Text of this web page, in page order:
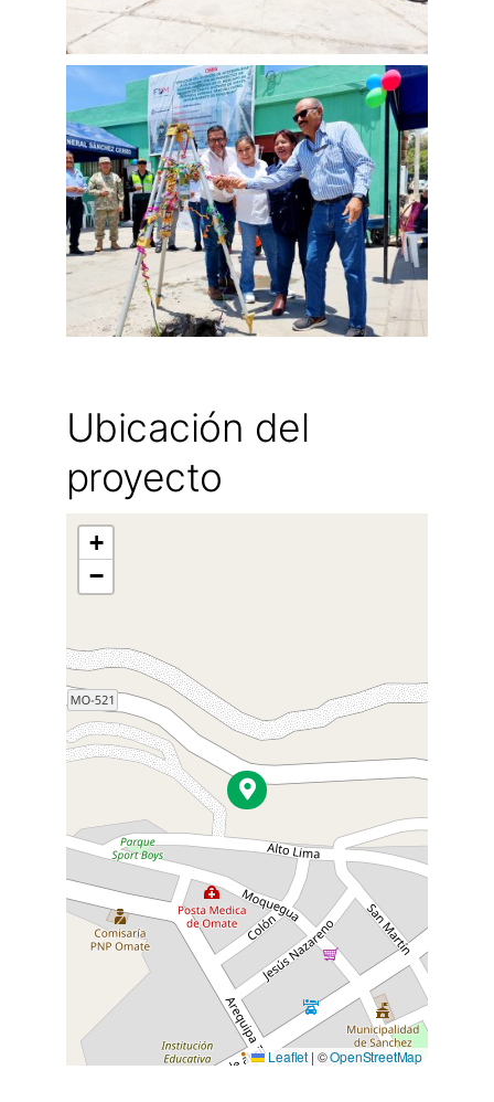
Ubicación del
proyecto
+
−
Leaflet | ©OpenStreetMap